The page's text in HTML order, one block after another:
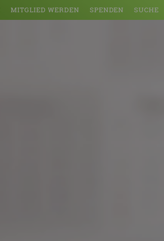
MITGLIED WERDEN SPENDEN SUCHE